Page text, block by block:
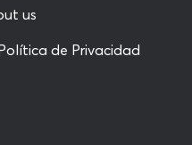
us
de Privacidad